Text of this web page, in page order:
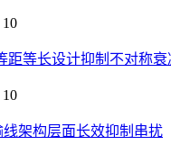
距等长设计抑制不对称衰
架构层面长效抑制串扰